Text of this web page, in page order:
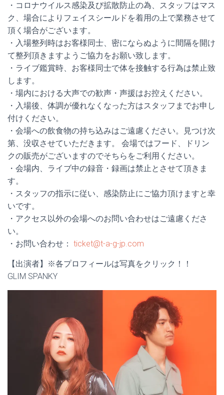
・コロナウイルス感染及び拡散防止の為、スタッフはマス
ク、場合によりフェイスシールドを着用の上で業務させて
頂く場合がございます。
・入場整列時はお客様同士、密にならぬように間隔を開け
て整列頂きますようご協力をお願い致します。
・ライブ鑑賞時、お客様同士で体を接触する行為は禁止致
します。
・場内における大声での歓声・声援はお控えください。
・入場後、体調が優れなくなった方はスタッフまでお申し
付けください。
・会場への飲食物の持ち込みはご遠慮ください。見つけ次
第、没収させていただきます。 会場ではフード、ドリン
クの販売がございますのでそちらをご利用ください。
・会場内、ライブ中の録音・録画は禁止とさせて頂きま
す。
・スタッフの指示に従い、感染防止にご協力頂けますと幸
いです。
・アクセス以外の会場へのお問い合わせはご遠慮くださ
い。
・お問い合わせ： ticket@t-a-g-jp.com
【出演者】※各プロフィールは写真をクリック！！
GLIM SPANKY